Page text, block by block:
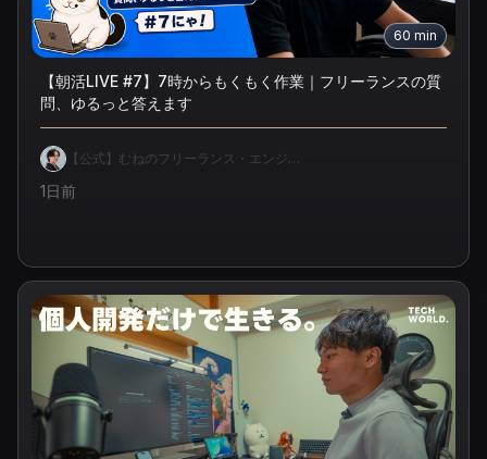
60 min
【朝活LIVE #7】7時からもくもく作業｜フリーランスの質
問、ゆるっと答えます
【公式】むねのフリーランス・エンジ
1日前